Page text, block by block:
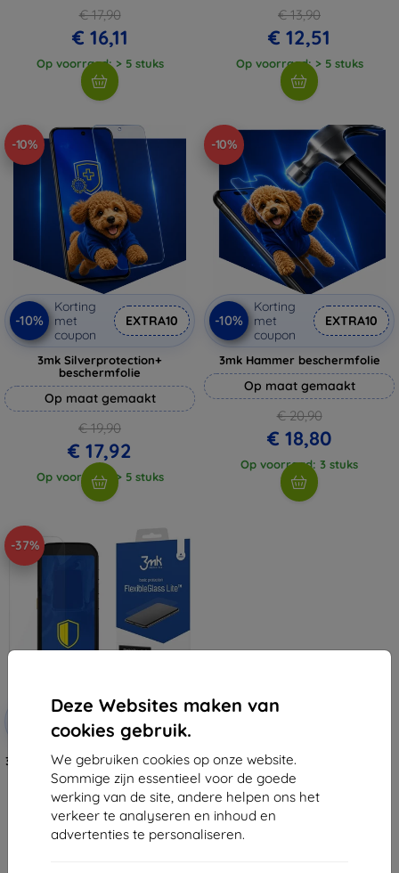
Deze Websites maken van
cookies gebruik.
We gebruiken cookies op onze website.
Sommige zijn essentieel voor de goede
werking van de site, andere helpen ons het
verkeer te analyseren en inhoud en
advertenties te personaliseren.
€ 17,90
€ 16,11
Op voorraad: > 5 stuks
€ 13,90
€ 12,51
Op voorraad: > 5 stuks
-10%
-10%
Korting
met
coupon
EXTRA10
3mk Silverprotection+
beschermfolie
Op maat gemaakt
€ 19,90
€ 17,92
Op voorraad: > 5 stuks
-10%
-10%
Korting
met
coupon
EXTRA10
3mk Hammer beschermfolie
Op maat gemaakt
€ 20,90
€ 18,80
Op voorraad: 3 stuks
-37%
Korting
coupon
EXTRA10
3MK FlexibleGlass Lite Cat S42 H+
Hybrid Glass Lite
€ 9,90
€ 6,21
Laatste item op voorraad